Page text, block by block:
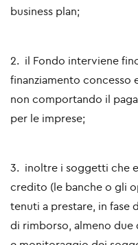
business plan;
2. il Fondo interviene
finanziamento
non comportando il
per le imprese;
3. inoltre i soggetti che
credito (le banche o gli
tenuti a prestare, in fase
di rimborso, almeno due